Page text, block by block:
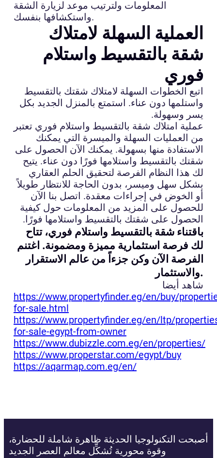
المعلومات ولترتيب موعد لزيارة الشقة
واستكشافها بنفسك.
العملية السهلة لامتلاك
شقة بالتقسيط واستلام
فوري
اتبع الخطوات السهلة لامتلاك شقتك بالتقسيط
واستلمها دون عناء. استمتع بالمنزل الجديد بكل
يسر وسهولة.
عملية امتلاك شقة بالتقسيط واستلام فوري تعتبر
من العمليات السهلة والميسرة التي يمكنك
الاستفادة منها بسهولة. يمكنك الآن الحصول على
شقتك بالتقسيط واستلامها فورًا دون عناء. يتيح
لك هذا النظام الفرصة لتحقيق الحلم العقاري
بشكل سهل وميسر، بدون الحاجة للانتظار طويلاً
أو الخوض في إجراءات معقدة. اتصل بنا الآن
للحصول على المزيد من المعلومات حول كيفية
الحصول على شقتك بالتقسيط واستلامها فورًا.
باقتناء شقة بالتقسيط واستلام فوري، تتاح
لك فرصة استثمارية مميزة ومضمونة. اغتنم
الفرصة الآن وكن جزءاً من عالم الاستقرار
والاستثمار.
شاهد أيضا
https://www.propertyfinder.eg/en/buy/
for-sale.html
https://www.propertyfinder.eg/en/ltp/
for-sale-egypt-from-owner
https://www.dubizzle.com.eg/en/properties/
https://www.properstar.com/egypt/buy
https://aqarmap.com.eg/en/
أصبحت التكنولوجيا الحديثة ظاهرة شاملة للحضارة،
وقوة محورية تُشكِّل معالم العصر الجديد